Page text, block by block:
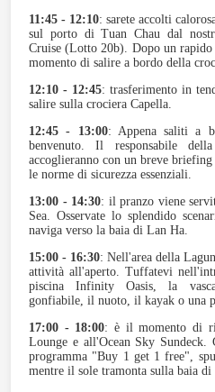
11:45 - 12:10: sarete accolti
sul porto di Tuan Chau dal
Cruise (Lotto 20b). Dopo un rapido
momento di salire a bordo della
12:10 - 12:45: trasferimento in
salire sulla crociera Capella.
12:45 - 13:00: Appena saliti a
benvenuto. Il responsabile
accoglieranno con un breve
le norme di sicurezza essenziali.
13:00 - 14:30: il pranzo viene
Sea. Osservate lo splendido
naviga verso la baia di Lan Ha.
15:00 - 16:30: Nell'area della
attività all'aperto. Tuffatevi
piscina Infinity Oasis, la
gonfiabile, il nuoto, il kayak o una
17:00 - 18:00: è il momento di
Lounge e all'Ocean Sky
programma "Buy 1 get 1 free",
mentre il sole tramonta sulla baia di